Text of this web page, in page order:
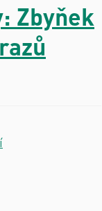
Zbyňek